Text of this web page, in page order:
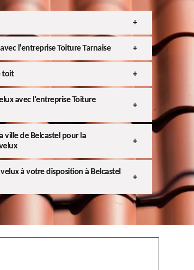
l'entreprise Toiture Tarnaise
toit
avec l'entreprise Toiture
ville de Belcastel pour la
à votre disposition à Belcastel